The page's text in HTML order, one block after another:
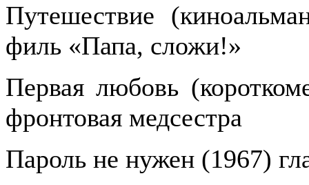
Путешествие
филь «Папа, сложи!»
Первая любовь
фронтовая медсестра
Пароль не нужен (1967)